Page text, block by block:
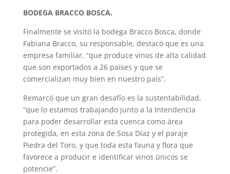
BODEGA BRACCO BOSCA.
Finalmente se visitó la bodega Bracco Bosca, donde
Fabiana Bracco, su responsable, destacó que es una
empresa familiar, “que produce vinos de alta calidad
que son exportados a 26 países y que se
comercializan muy bien en nuestro país”.
Remarcó que un gran desafío es la sustentabilidad,
“que lo estamos trabajando junto a la Intendencia
para poder desarrollar esta cuenca como área
protegida, en esta zona de Sosa Díaz y el paraje
Piedra del Toro, y que toda esta fauna y flora que
favorece a producir e identificar vinos únicos se
potencie”.